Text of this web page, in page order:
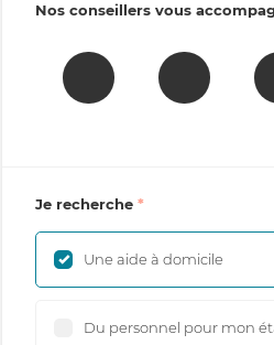
Nos conseillers vous
Je recherche
Une aide à domicile
Du personnel pour mon